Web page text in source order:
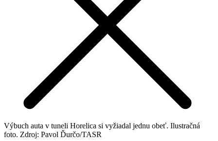
Výbuch auta v tuneli Horelica si vyžiadal jednu obeť. Ilustračná
foto. Zdroj: Pavol Ďurčo/TASR